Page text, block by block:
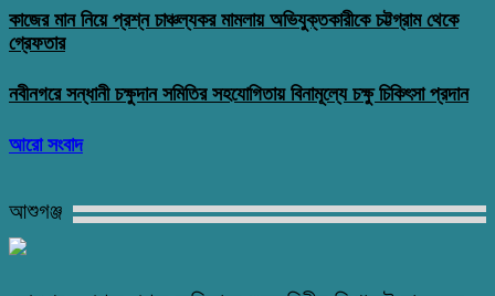
কাজের মান নিয়ে প্রশ্ন চাঞ্চল্যকর মামলায় অভিযুক্তকারীকে চট্টগ্রাম থেকে
গ্রেফতার
নবীনগরে সন্ধানী চক্ষুদান সমিতির সহযোগিতায় বিনামূল্যে চক্ষু চিকিৎসা প্রদান
আরো সংবাদ
আশুগঞ্জ